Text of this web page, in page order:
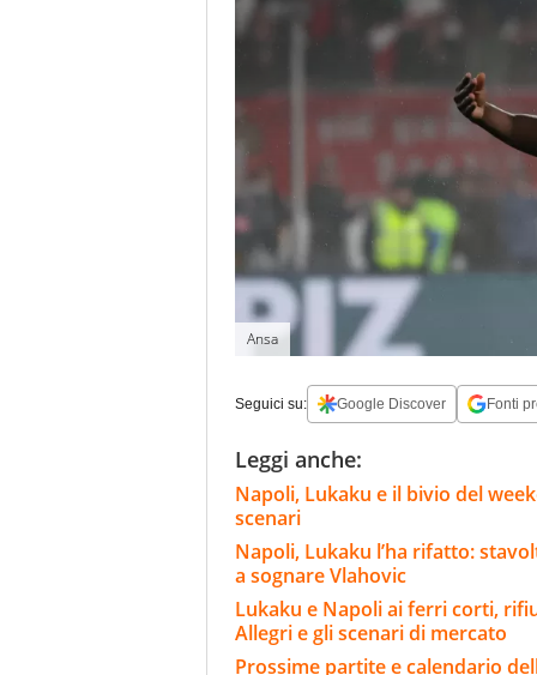
Ansa
Seguici su: Google Discover Fonti
Leggi anche:
Napoli, Lukaku e il bivio del
scenari
Napoli, Lukaku l’ha rifatto:
a sognare Vlahovic
Lukaku e Napoli ai ferri corti,
Allegri e gli scenari di mercato
Prossime partite e calendario